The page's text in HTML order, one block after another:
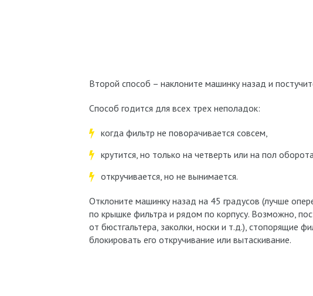
Второй способ – наклоните машинку назад и
Способ годится для всех трех неполадок:
когда фильтр не поворачивается совсем,
крутится, но только на четверть или на пол
откручивается, но не вынимается.
Отклоните машинку назад на 45 градусов (лучше
по крышке фильтра и рядом по корпусу. Возможно,
от бюстгальтера, заколки, носки и т.д.), стопорящие
блокировать его откручивание или вытаскивание.